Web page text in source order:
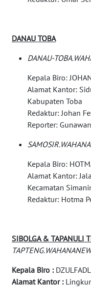
DANAU TOBA
DANAU-
Kepala Biro:
Alamat Kantor:
Kabupaten Toba
Redaktur: Johan
Reporter:
Kepala Biro:
Alamat Kantor:
Kecamatan
Redaktur: Hotma
SIBOLGA & TAPANULI
Kepala Biro :
Alamat Kantor :
WAHANA
WAHANA
WAHANA
OTOMOTIF
WAHANA
HEALTH
WAHANA
WISATA
LAPAK
Network
KONSUMEN